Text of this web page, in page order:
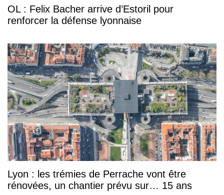
OL : Felix Bacher arrive d’Estoril pour
renforcer la défense lyonnaise
Lyon : les trémies de Perrache vont être
rénovées, un chantier prévu sur… 15 ans